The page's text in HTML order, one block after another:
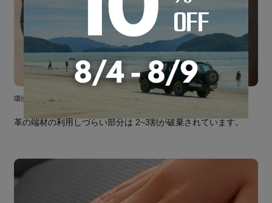
環境に優しいエコ素材
革の端材の利用しづらい部分は 2~3割が破棄されています。